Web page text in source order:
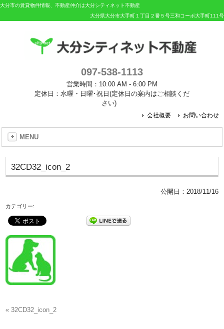
大分市の賃貸物件情報、不動産仲介は大分シティネット不動産
大分県大分市大手町１丁目２番５号三和コーポ大手町111号
097-538-1113
営業時間：10:00 AM - 6:00 PM
定休日：水曜・日曜･祝日(定休日の案内はご相談くだ
さい)
会社概要 お問い合わせ
MENU
32CD32_icon_2
公開日： 2018/11/16
カテゴリー:
« 32CD32_icon_2